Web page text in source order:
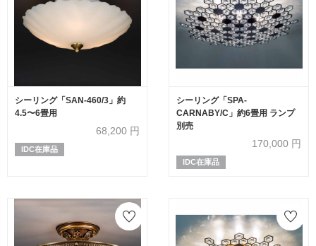
シーリング「SAN-460/3」約
4.5〜6畳用
68,200 円
IDC在庫品
シーリング「SPA-
CARNABY/C」約6畳用 ランプ
別売
170,000 円
IDC在庫品